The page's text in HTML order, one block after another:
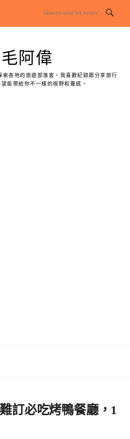
阿偉
各地的旅遊部落客。我喜歡紀錄跟分享旅行
能帶給你不一樣的視野和靈感。
訂必吃烤鴨餐廳，1